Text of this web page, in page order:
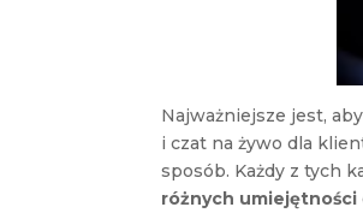
Najważniejsze jest,
i czat na żywo dla
sposób. Każdy z tych
różnych umiejętności